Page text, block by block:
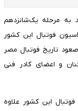
به مرحله یک‌شانزدهم
از فدراسیون فوتبال این کشور
تاریخ فوتبال مصر
و اعضای کادر فنی
این کشور علاوه